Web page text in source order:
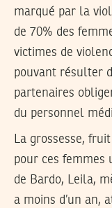
marqué par la
de 70% des
victimes de
pouvant résulter
partenaires
du personnel
La grossesse,
pour ces femmes
de Bardo, Leila,
a moins d’un an,